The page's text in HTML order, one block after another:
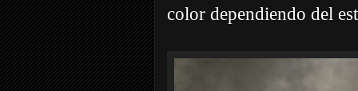
color dependiendo del